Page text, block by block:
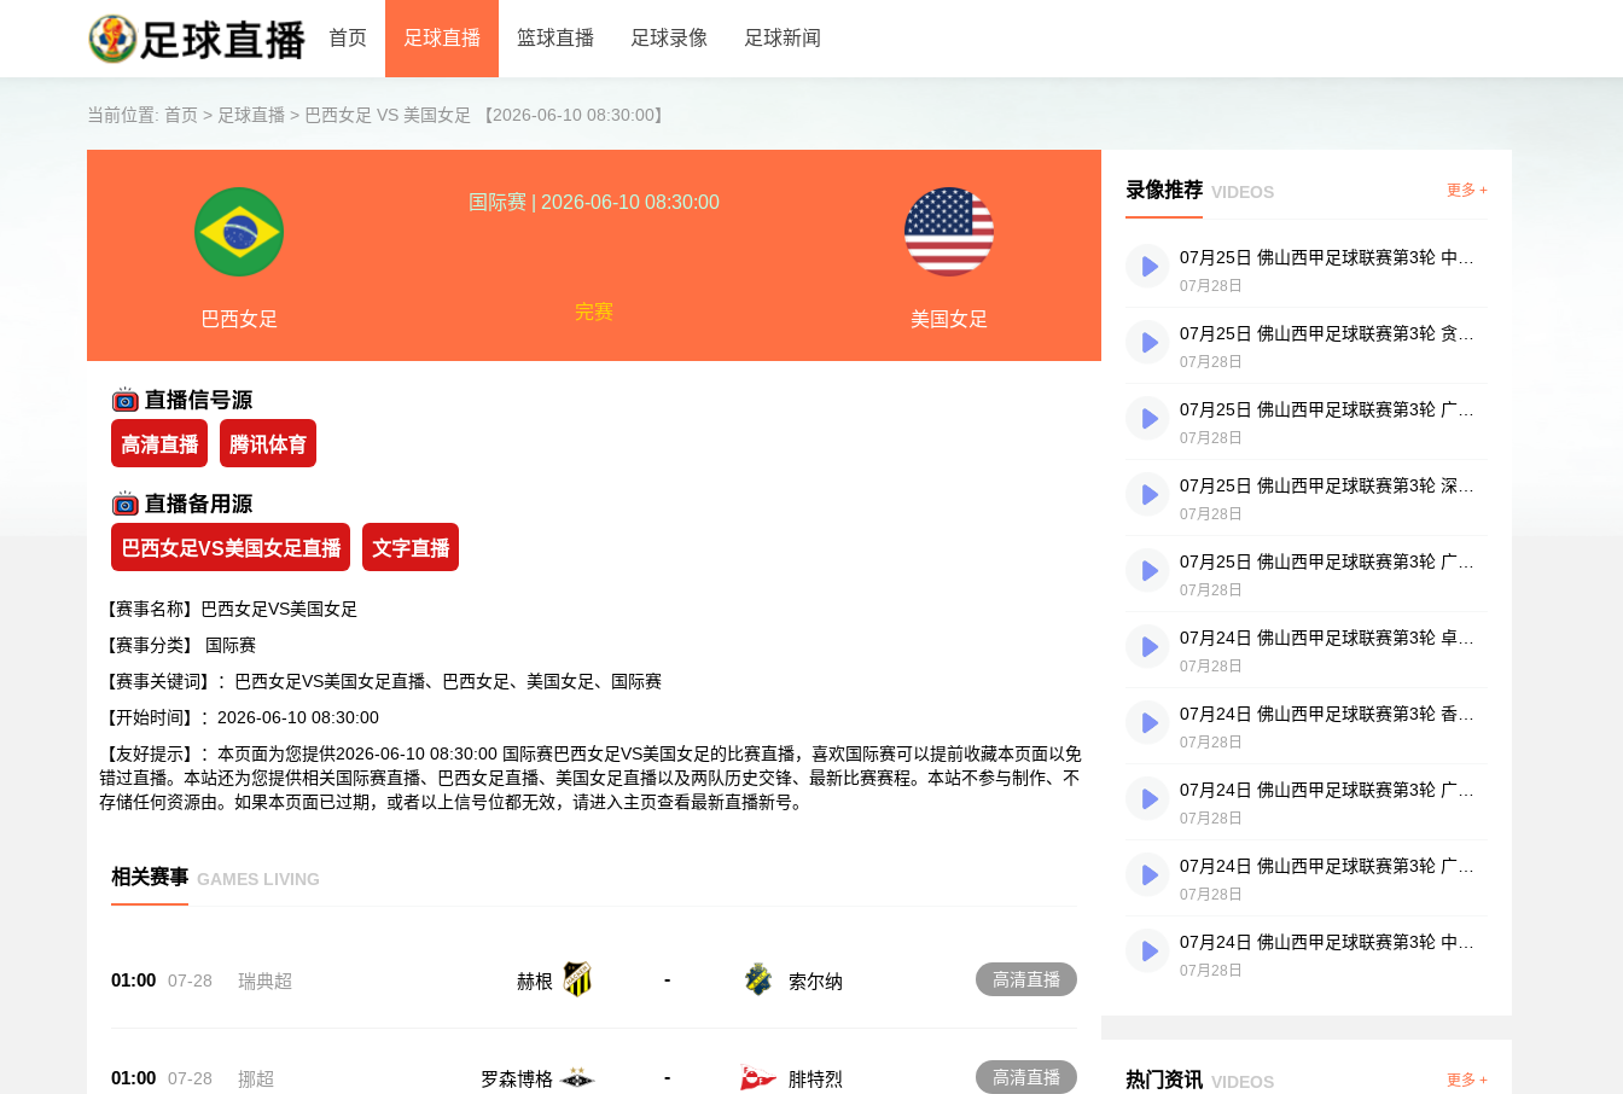
首页 足球直播 篮球直播 足球录像 足球新闻
当前位置: 首页 > 足球直播 > 巴西女足 VS 美国女足 【2026-06-10 08:30:00】
巴西女足
国际赛 2026-06-10 08:30:00
完赛 美国女足
高清直播 腾讯体育
巴西女足VS美国女足直播 文字直播
【赛事名称】巴西女足VS美国女足
【赛事分类】
国际赛
【赛事关键词】：巴西女足VS美国女足直播、巴西女足、美国女足、国际赛
【开始时间】：2026-06-10 08:30:00
【友好提示】：本页面为您提供2026-06-10 08:30:00 国际赛巴西女足VS美国女足的比赛直播，喜欢国际赛可以提前收藏本页面以免
错过直播。本站还为您提供相关国际赛直播、巴西女足直播、美国女足直播以及两队历史交锋、最新比赛赛程。本站不参与制作、不
存储任何资源由。如果本页面已过期，或者以上信号位都无效，请进入主页查看最新直播新号。
相关赛事 GAMES LIVING
01:00 07-28 瑞典超 赫根 - 索尔纳 高清直播
01:00 07-28 挪超 罗森博格 - 腓特烈 高清直播
录像推荐 VIDEOS 更多 +
07月28日
07月28日
07月28日
07月28日
07月28日
07月28日
07月28日
07月28日
07月28日
07月28日
热门资讯 VIDEOS 更多 +